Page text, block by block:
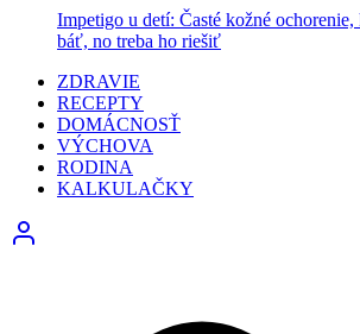
Impetigo u detí: Časté kožné ochorenie,
báť, no treba ho riešiť
ZDRAVIE
RECEPTY
DOMÁCNOSŤ
VÝCHOVA
RODINA
KALKULAČKY